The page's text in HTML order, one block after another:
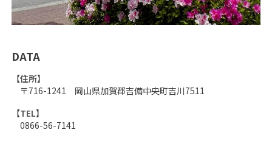
DATA
【住所】
〒716-1241 岡山県加賀郡吉備中央町吉川7511
【TEL】
0866-56-7141